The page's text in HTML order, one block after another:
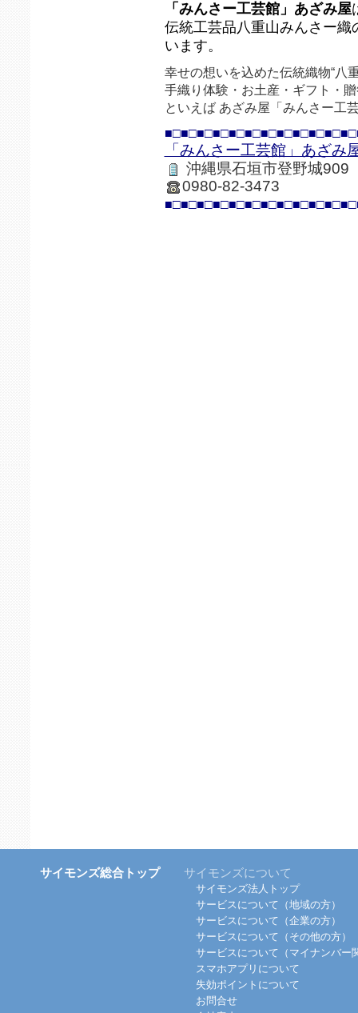
「みんさー工芸館」あざみ屋
伝統工芸品八重山みんさー
います。
幸せの想いを込めた伝統織物“八
手織り体験・お土産・ギフト・
といえば あざみ屋「みんさー工
「みんさー工芸館」あざみ
沖縄県石垣市登野城909
0980-82-3473
サイモンズ総合トップ サイモンズについて
サイモンズ法人トップ
サービスについて（地域の方）
サービスについて（企業の方）
サービスについて（その他の方）
サービスについて（マイナンバー
スマホアプリについて
失効ポイントについて
お問合せ